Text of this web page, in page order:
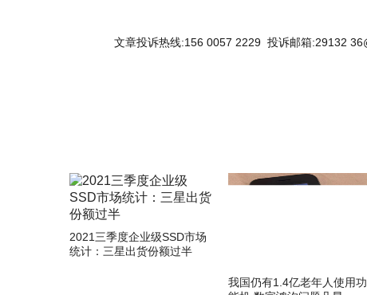
文章投诉热线:156 0057 2229 投诉邮箱:29132
2021三季度企业级SSD市场
统计：三星出货份额过半
我国仍有1.4亿老年人使用功